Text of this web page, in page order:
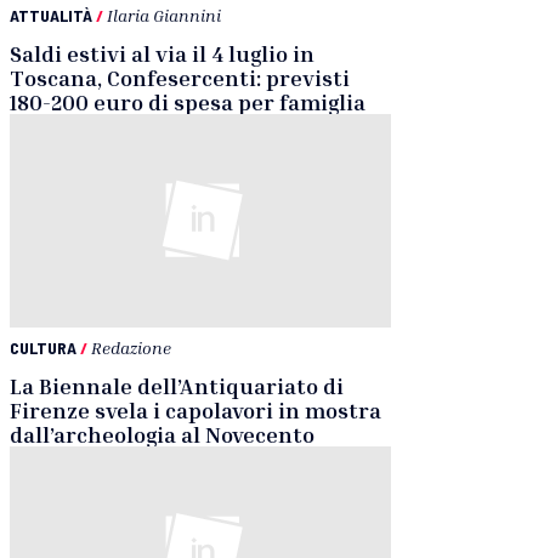
ATTUALITÀ/ Ilaria Giannini
Saldi estivi al via il 4 luglio in
Toscana, Confesercenti: previsti
180-200 euro di spesa per famiglia
CULTURA/ Redazione
La Biennale dell’Antiquariato di
Firenze svela i capolavori in mostra
dall’archeologia al Novecento